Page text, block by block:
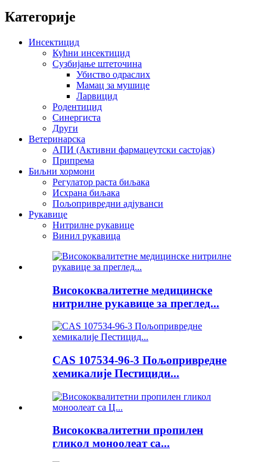
Категорије
Инсектицид
Кућни инсектицид
Сузбијање штеточина
Убиство одраслих
Мамац за мушице
Ларвицид
Родентицид
Синергиста
Други
Ветеринарска
АПИ (Активни фармацеутски састојак)
Припрема
Биљни хормони
Регулатор раста биљака
Исхрана биљака
Пољопривредни адјуванси
Рукавице
Нитрилне рукавице
Винил рукавица
Висококвалитетне медицинске
нитрилне рукавице за преглед...
CAS 107534-96-3 Пољопривредне
хемикалије Пестициди...
Висококвалитетни пропилен
гликол моноолеат са...